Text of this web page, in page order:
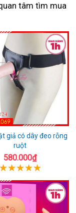
tâm tìm mua
giả có dây đeo rỗng
ruột
580.000₫